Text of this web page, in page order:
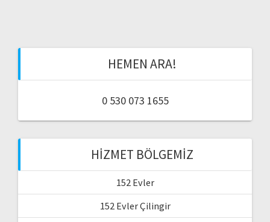
HEMEN ARA!
0 530 073 1655
HIZMET BÖLGEMIZ
152 Evler
152 Evler Çilingir